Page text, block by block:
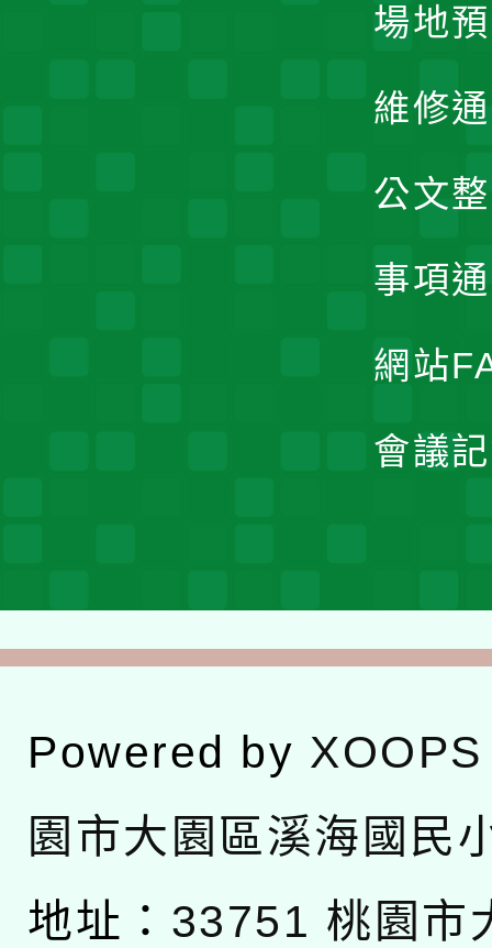
場地
維修
公文
事項
網站
會議
Powered by XOOPS
園市大園區溪海國民
地址： 33751 桃園市